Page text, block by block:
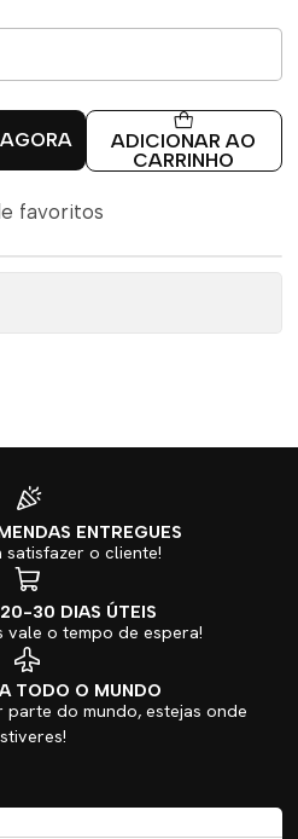
ADICIONAR AO
CARRINHO
favoritos
ENTREGUES
satisfazer o cliente!
30 DIAS ÚTEIS
vale o tempo de espera!
TODO O MUNDO
parte do mundo, estejas onde